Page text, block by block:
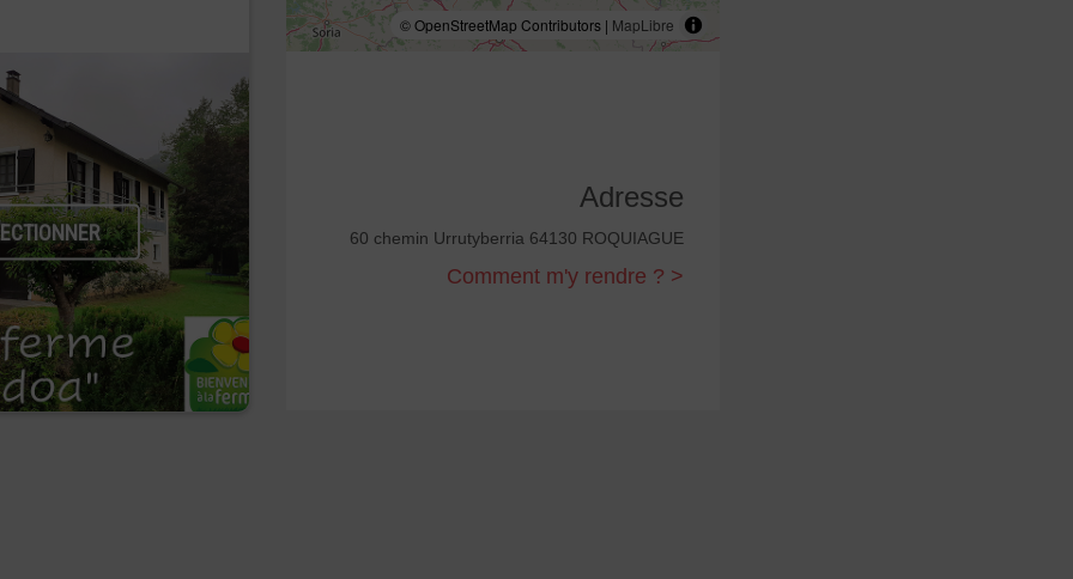
© OpenStreetMap Contributors | MapLibre
Adresse
60 chemin Urrutyberria 64130 ROQUIAGUE
Comment m'y rendre ? >